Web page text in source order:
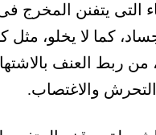
التى يتفنن المخرج
كما لا يخلو، مثل
من ربط العنف
والاغتصاب.